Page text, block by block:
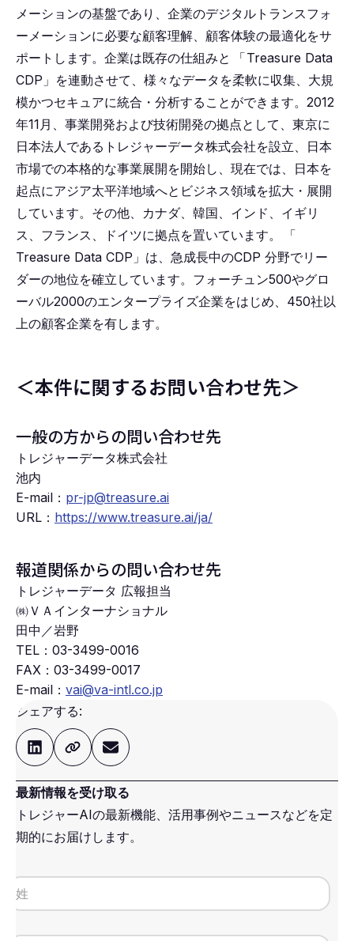
メーションの基盤であり、企業のデジタルトランスフォ
ーメーションに必要な顧客理解、顧客体験の最適化をサ
ポートします。企業は既存の仕組みと
「Treasure Data
CDP」を連動させて、様々なデータを柔軟に収集、⼤規
模かつセキュアに統合・分析することができます。2012
年11⽉、事業開発および技術開発の拠点として、東京に
⽇本法⼈であるトレジャーデータ株式会社を設⽴、⽇本
市場での本格的な事業展開を開始し、現在では、⽇本を
起点にアジア太平洋地域へとビジネス領域を拡⼤・展開
しています。その他、カナダ、韓国、インド、イギリ
ス、フランス、ドイツに拠点を置いています。
「
Treasure Data CDP」は、急成⻑中のCDP 分野でリー
ダーの地位を確⽴しています。フォーチュン500やグロ
ーバル2000のエンタープライズ企業をはじめ、450社以
上の顧客企業を有します。
＜本件に関するお問い合わせ先＞
一般の方からの問い合わせ先
トレジャーデータ株式会社
池内
E-mail： pr-jp@treasure.ai
URL： https://www.treasure.ai/ja/
報道関係からの問い合わせ先
トレジャーデータ 広報担当
㈱ＶＡインターナショナル
田中／岩野
TEL： 03-3499-0016
FAX： 03-3499-0017
E-mail： vai@va-intl.co.jp
シェアする:
最新情報を受け取る
トレジャーAIの最新機能、活用事例やニュースなどを定
期的にお届けします。